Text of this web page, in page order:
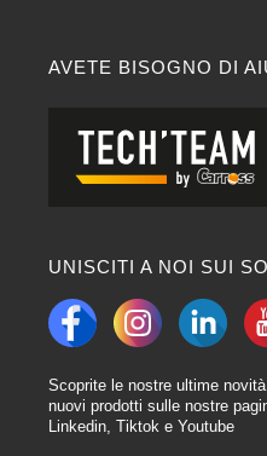
AVETE BISOGNO DI
UNISCITI A NOI SUI
Scoprite le nostre ultime
nuovi prodotti sulle nostre
Linkedin, Tiktok e Youtube